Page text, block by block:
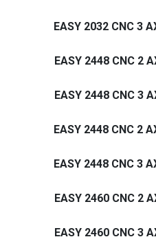
EASY 2032 CNC 3
EASY 2448 CNC 2
EASY 2448 CNC 3
EASY 2448 CNC 2
EASY 2448 CNC 3
EASY 2460 CNC 2
EASY 2460 CNC 3